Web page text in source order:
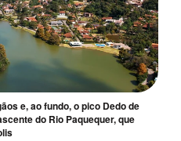
e, ao fundo, o pico Dedo de
do Rio Paquequer, que